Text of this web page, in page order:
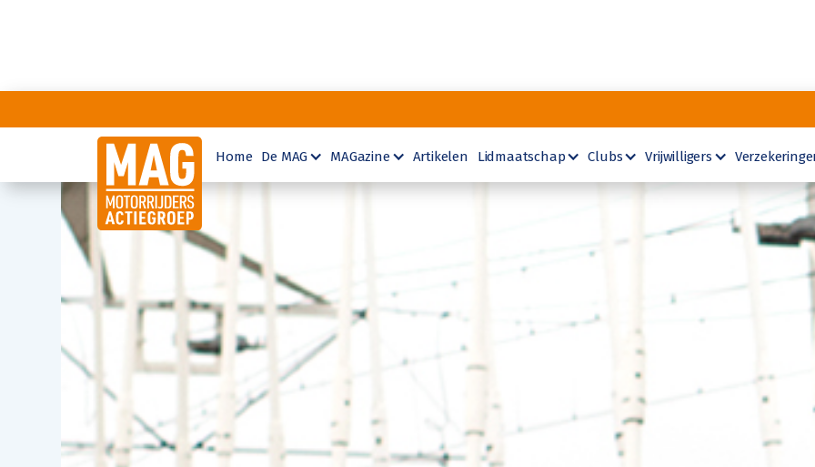
Home De MAG MAGazine Artikelen Lidmaatschap Clubs Vrijwilligers